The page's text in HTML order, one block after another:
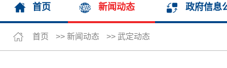
首页 新闻动态 政府信息
首页 >> 新闻动态 >> 武定动态